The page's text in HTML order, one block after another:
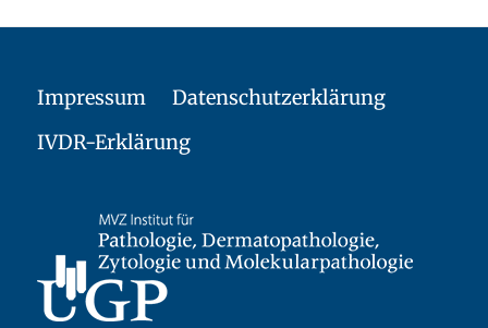
Impressum
Datenschutzerklärung
IVDR-Erklärung